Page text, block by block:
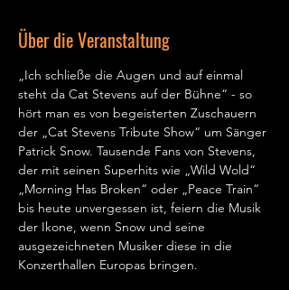
Über die Veranstaltung
„Ich schließe die Augen und auf einmal
steht da Cat Stevens auf der Bühne“ - so
hört man es von begeisterten Zuschauern
der „Cat Stevens Tribute Show“ um Sänger
Patrick Snow. Tausende Fans von Stevens,
der mit seinen Superhits wie „Wild Wold“
„Morning Has Broken“ oder „Peace Train“
bis heute unvergessen ist, feiern die Musik
der Ikone, wenn Snow und seine
ausgezeichneten Musiker diese in die
Konzerthallen Europas bringen.